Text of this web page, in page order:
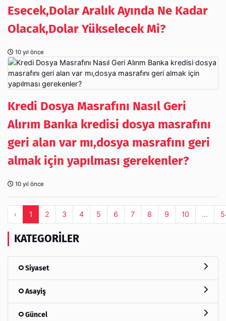
Esecek,Dolar Aralık Ayında Ne Kadar
Olacak,Dolar Yükselecek Mi?
10 yıl önce
Kredi Dosya Masrafını Nasıl Geri
Alırım Banka kredisi dosya masrafını
geri alan var mı,dosya masrafını geri
almak için yapılması gerekenler?
10 yıl önce
‹ 1 2 3 4 5 6 7 8 9 10 ...
KATEGORILER
Siyaset
Asayiş
Güncel